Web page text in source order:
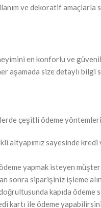
ve dekoratif amaçlarla
en konforlu ve
aşamada size detaylı
çeşitli ödeme
altyapımız sayesinde
yapmak isteyen
sonra siparişiniz işleme
kapıda
kartı ile ödeme